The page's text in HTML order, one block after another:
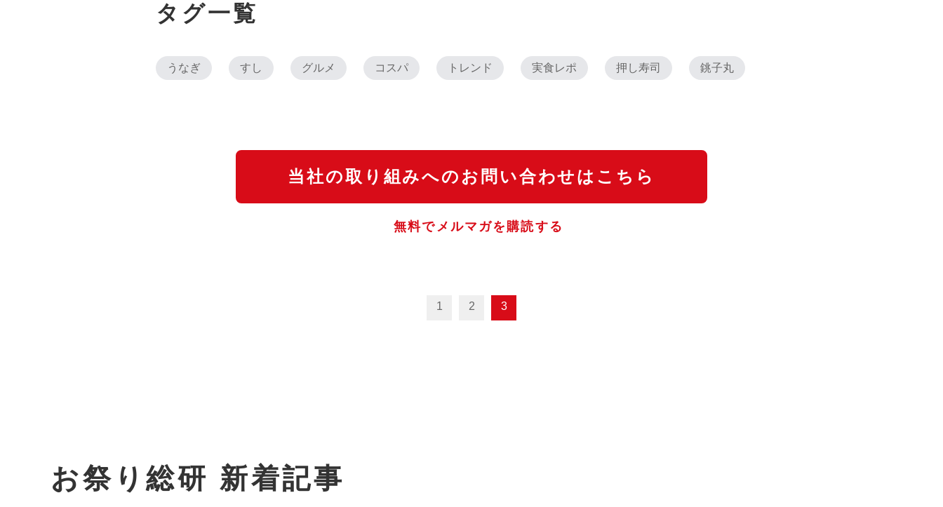
タグ一覧
うなぎ すし グルメ コスパ トレンド 実食レポ 押し寿司 銚子丸
当社の取り組みへのお問い合わせはこちら
無料でメルマガを購読する
1 2 3
お祭り総研 新着記事